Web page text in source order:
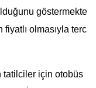
göstermekte
olmasıyla terc
tatilciler için otobüs